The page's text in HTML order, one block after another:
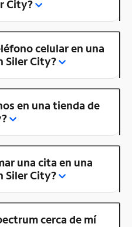
City?
celular en una
Siler City?
en una tienda de
una cita en una
Siler City?
cerca de mí